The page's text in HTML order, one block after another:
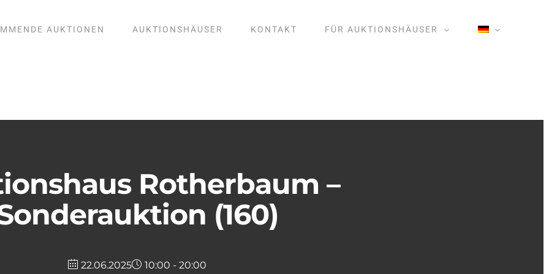
AUKTIONEN AUKTIONSHÄUSER KONTAKT FÜR AUKTIONSHÄUSER
Rotherbaum –
(160)
22.06.2025 10:00 - 20:00